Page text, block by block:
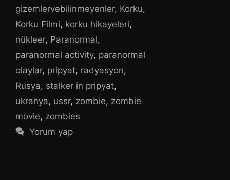
gizemlervebilinmeyenler, Korku,
Korku Filmi, korku hikayeleri,
nükleer, Paranormal,
paranormal activity, paranormal
olaylar, pripyat, radyasyon,
Rusya, stalker in pripyat,
ukranya, ussr, zombie, zombie
movie, zombies
Yorum yap